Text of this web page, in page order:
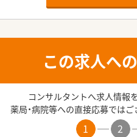
この求人へ
コンサルタントへ求人情報
薬局・病院等への直接応募ではご
1 2